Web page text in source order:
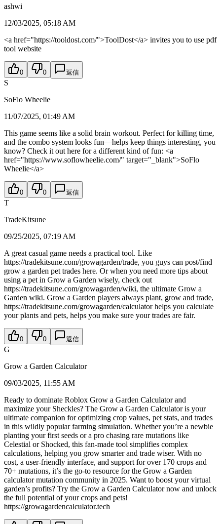
ashwi
12/03/2025, 05:18 AM
<a href="https://tooldost.com/">ToolDost</a> invites you to use pdf
tool website
0 0 返信
S
SoFlo Wheelie
11/07/2025, 01:49 AM
This game seems like a solid brain workout. Perfect for killing time,
and the combo system looks fun—helps keep things interesting, you
know? Check it out here for a different kind of fun: <a
href="https://www.soflowheelie.com/" target="_blank">SoFlo
Wheelie</a>
0 0 返信
T
TradeKitsune
09/25/2025, 07:19 AM
A great casual game needs a practical tool. Like
https://tradekitsune.com/growagarden/trade, you guys can post/find
grow a garden pet trades here. Or when you need more tips about
using a pet in Grow a Garden wisely, check out
https://tradekitsune.com/growagarden/wiki, the ultimate Grow a
Garden wiki. Grow a Garden players always plant, grow and trade,
https://tradekitsune.com/growagarden/calculator helps you calculate
your plants and pets, helps you make sure your trades are fair.
0 0 返信
G
Grow a Garden Calculator
09/03/2025, 11:55 AM
Ready to dominate Roblox Grow a Garden Calculator and
maximize your Sheckles? The Grow a Garden Calculator is your
ultimate companion for optimizing crop values, pet stats, and trades
in this wildly popular farming simulation. Whether you’re a newbie
planting your first seeds or a pro chasing rare mutations like
Celestial or Shocked, this fan-made tool simplifies complex
calculations, helping you grow smarter and trade wiser. With no
cost, a user-friendly interface, and support for over 170 crops and
70+ mutations, it’s the go-to resource for the Grow a Garden
calculator mutation community in 2025. Want to boost your virtual
garden’s profits? Try the Grow a Garden Calculator now and unlock
the full potential of your crops and pets!
https://growagardencalculator.tech